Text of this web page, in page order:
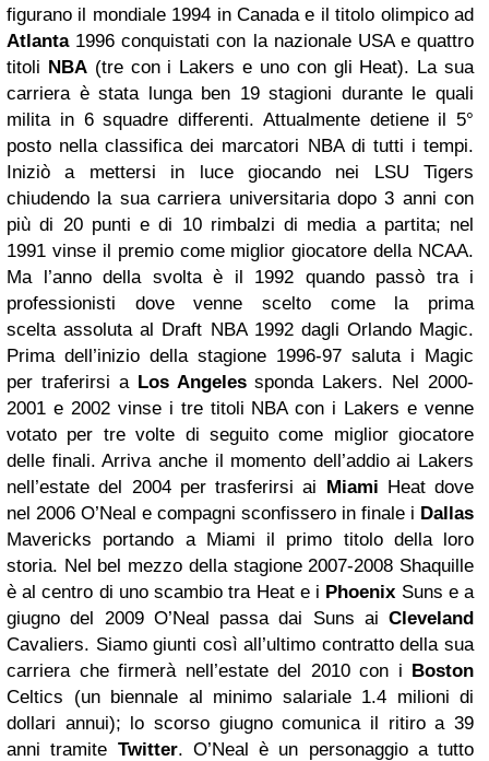
figurano il mondiale 1994 in Canada e il titolo olimpico ad
Atlanta1996 conquistati con la nazionale USA e quattro
titoli NBA(tre con i Lakers e uno con gli Heat). La sua
carriera è stata lunga ben 19 stagioni durante le quali
milita in 6 squadre differenti. Attualmente detiene il 5°
posto nella classifica dei marcatori NBA di tutti i tempi.
Iniziò a mettersi in luce giocando nei LSU Tigers
chiudendo la sua carriera universitaria dopo 3 anni con
più di 20 punti e di 10 rimbalzi di media a partita; nel
1991 vinse il premio come miglior giocatore della NCAA.
Ma l’anno della svolta è il 1992 quando passò tra i
professionisti dove venne scelto come la prima
scelta assoluta al Draft NBA 1992 dagli Orlando Magic.
Prima dell’inizio della stagione 1996-97 saluta i Magic
per traferirsi a Los Angelessponda Lakers. Nel 2000-
2001 e 2002 vinse i tre titoli NBA con i Lakers e venne
votato per tre volte di seguito come miglior giocatore
delle finali. Arriva anche il momento dell’addio ai Lakers
nell’estate del 2004 per trasferirsi ai Miami Heat dove
nel 2006 O’Neal e compagni sconfissero in finale i Dallas
Mavericks portando a Miami il primo titolo della loro
storia. Nel bel mezzo della stagione 2007-2008 Shaquille
è al centro di uno scambio tra Heat e i Phoenix Suns e a
giugno del 2009 O’Neal passa dai Suns ai Cleveland
Cavaliers. Siamo giunti così all’ultimo contratto della sua
carriera che firmerà nell’estate del 2010 con i Boston
Celtics (un biennale al minimo salariale 1.4 milioni di
dollari annui); lo scorso giugno comunica il ritiro a 39
anni tramite Twitter. O’Neal è un personaggio a tutto